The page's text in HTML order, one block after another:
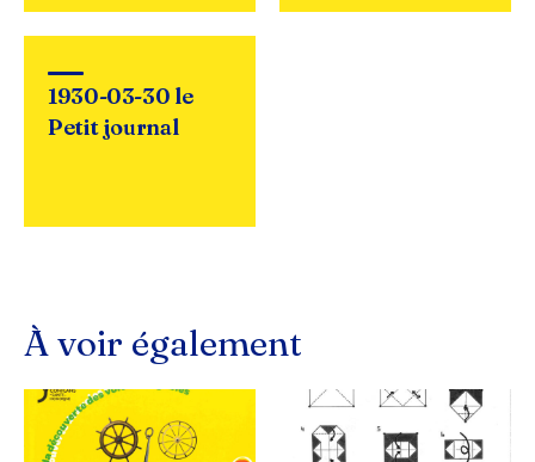
1930-03-30 le
Petit journal
À voir également